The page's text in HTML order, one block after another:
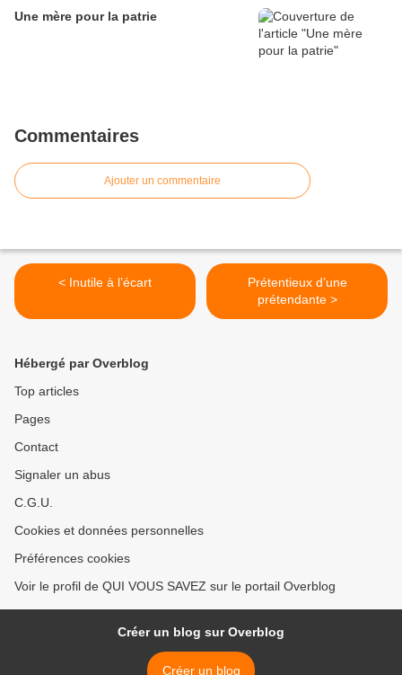
Une mère pour la patrie
Commentaires
Ajouter un commentaire
< Inutile à l’écart
Prétentieux d’une
prétendante >
Hébergé par Overblog
Top articles
Pages
Contact
Signaler un abus
C.G.U.
Cookies et données personnelles
Préférences cookies
Voir le profil de QUI VOUS SAVEZ sur le portail Overblog
Créer un blog sur Overblog
Créer un blog